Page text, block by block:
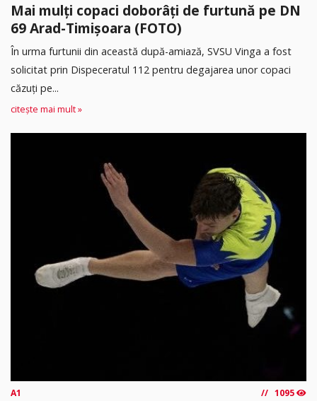
Mai mulți copaci doborâți de furtună pe DN
69 Arad-Timișoara (FOTO)
În urma furtunii din această după-amiază, SVSU Vinga a fost
solicitat prin Dispeceratul 112 pentru degajarea unor copaci
căzuți pe...
citește mai mult »
A1 1095